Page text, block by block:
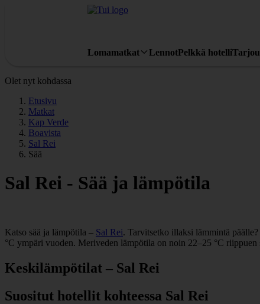
Lomamatkat LennotPelkkä hotelli
Olet nyt kohdassa
Etusivu
Matkat
Kap Verde
Boavista
Sal Rei
Sää
Sal Rei - Sää ja lämpötila
Katso sää ja lämpötila – Sal Rei. Tarvitsetko illaksi lämmintä
°C ympäri vuoden. Meriveden lämpötila on noin 22–25 °C
Keskilämpötilat – Sal Rei
Suositut hotellit kohteessa Sal Rei